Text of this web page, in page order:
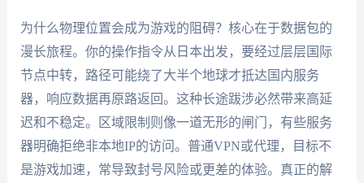
为什么物理位置会成为游戏的阻碍？核心在于数据包的
漫长旅程。你的操作指令从日本出发，要经过层层国际
节点中转，路径可能绕了大半个地球才抵达国内服务
器，响应数据再原路返回。这种长途跋涉必然带来高延
迟和不稳定。区域限制则像一道无形的闸门，有些服务
器明确拒绝非本地IP的访问。普通VPN或代理，目标不
是游戏加速，常导致封号风险或更差的体验。真正的解